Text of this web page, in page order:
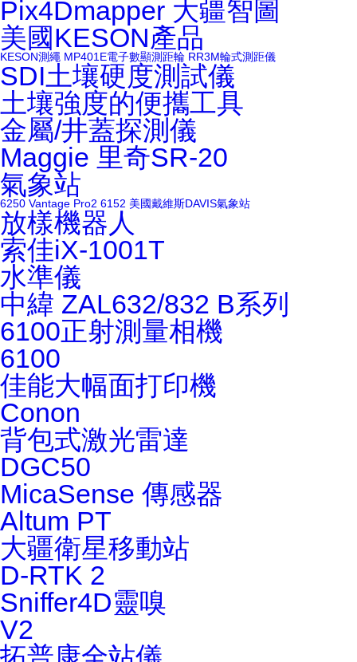
Pix4Dmapper 大疆智圖
美國KESON產品
KESON測繩 MP401E電子數顯測距輪 RR3M輪式測距儀
SDI土壤硬度測試儀
土壤強度的便攜工具
金屬/井蓋探測儀
Maggie 里奇SR-20
氣象站
6250 Vantage Pro2 6152 美國戴維斯DAVIS氣象站
放樣機器人
索佳iX-1001T
水準儀
中緯 ZAL632/832 B系列
6100正射測量相機
6100
佳能大幅面打印機
Conon
背包式激光雷達
DGC50
MicaSense 傳感器
Altum PT
大疆衛星移動站
D-RTK 2
Sniffer4D靈嗅
V2